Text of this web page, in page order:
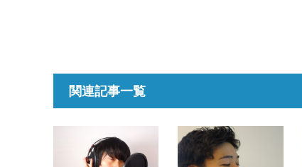
関連記事一覧